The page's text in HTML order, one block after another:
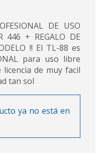
DE USO
446 + REGALO DE
!! El TL-88 es
para uso libre
licencia de muy facil
tan sol
ya no está en